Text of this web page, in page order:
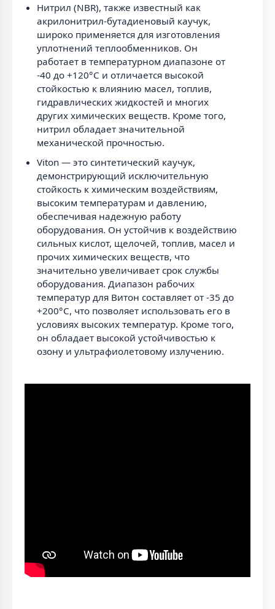
Нитрил (NBR), также известный как
акрилонитрил-бутадиеновый каучук,
широко применяется для изготовления
уплотнений теплообменников. Он
работает в температурном диапазоне от
-40 до +120°C и отличается высокой
стойкостью к влиянию масел, топлив,
гидравлических жидкостей и многих
других химических веществ. Кроме того,
нитрил обладает значительной
механической прочностью.
Viton — это синтетический каучук,
демонстрирующий исключительную
стойкость к химическим воздействиям,
высоким температурам и давлению,
обеспечивая надежную работу
оборудования. Он устойчив к воздействию
сильных кислот, щелочей, топлив, масел и
прочих химических веществ, что
значительно увеличивает срок службы
оборудования. Диапазон рабочих
температур для Витон составляет от -35 до
+200°C, что позволяет использовать его в
условиях высоких температур. Кроме того,
он обладает высокой устойчивостью к
озону и ультрафиолетовому излучению.